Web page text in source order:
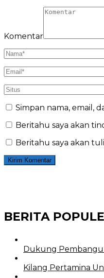
Komentar
Simpan nama, email,
Beritahu saya akan
Beritahu saya akan
BERITA
Dukung
Kilang Pertamina